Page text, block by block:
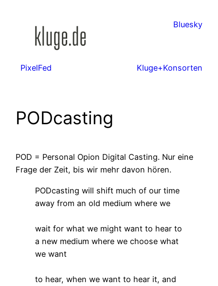
Bluesky
PixelFed Kluge+Konsorten
PODcasting
POD = Personal Opion Digital Casting. Nur eine
Frage der Zeit, bis wir mehr davon hören.
PODcasting will shift much of our time
away from an old medium where we
wait for what we might want to hear to
a new medium where we choose what
we want
to hear, when we want to hear it, and